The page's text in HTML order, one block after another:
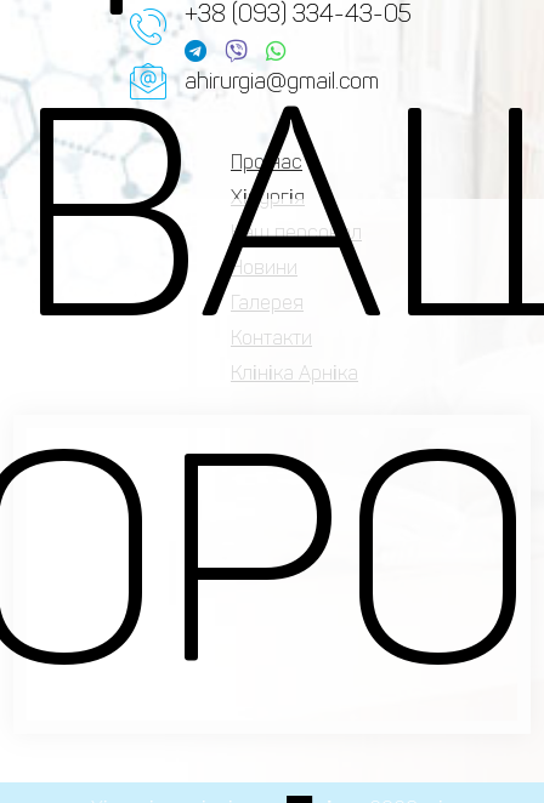
+38 (093) 334-43-05
ahirurgia@gmail.com
Про нас
Хірургія
Наш персонал
Новини
Галерея
Контакти
Клініка Арніка